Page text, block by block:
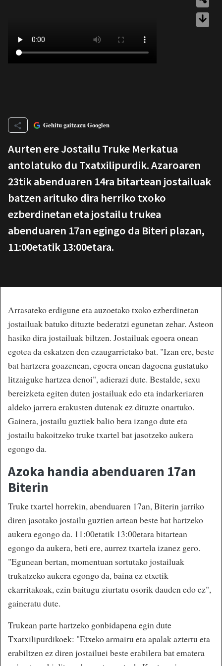
Gehitu gaitzazu Googlen
Aurten ere Jostailu Truke Merkatua
antolatuko du Txatxilipurdik. Azaroaren
23tik abenduaren 14ra bitartean jostailuak
batzen arituko dira herriko txoko
ezberdinetan eta jostailu trukea
abenduaren 17an egingo da Biteri plazan,
11:00etatik 13:00etara.
Arrasateko erdigune eta auzoetako txoko ezberdinetan
jostailuak batuko dituzte bederatzi egunetan zehar. Asteon
hasiko dira jostailuak biltzen. Jostailuak egoera onean
egotea da eskatzen den ezaugarrietako bat. "Izan ere, beste
bat hartzera goazenean, egoera onean dagoena gustatuko
litzaiguke hartzea denoi", adierazi dute. Bestalde, sexu
bereizketa egiten duten jostailuak edo eta indarkeriaren
aldeko jarrera erakusten dutenak ez dituzte onartuko.
Gainera, jostailu guztiek balio bera izango dute eta
jostailu bakoitzeko truke txartel bat jasotzeko aukera
egongo da.
Azoka handia abenduaren 17an
Biterin
Truke txartel horrekin, abenduaren 17an, Biterin jarriko
diren jasotako jostailu guztien artean beste bat hartzeko
aukera egongo da. 11:00etatik 13:00etara bitartean
egongo da aukera, beti ere, aurrez txartela izanez gero.
"Egunean bertan, momentuan sortutako jostailuak
trukatzeko aukera egongo da, baina ez etxetik
ekarritakoak, ezin baitugu ziurtatu osorik dauden edo ez",
gaineratu dute.
Trukean parte hartzeko gonbidapena egin dute
Txatxilipurdikoek: "Etxeko armairu eta apalak aztertu eta
erabiltzen ez diren jostailuei beste erabilera bat ematera